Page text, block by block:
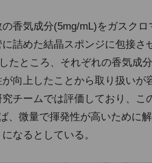
香気成分(5mg/mL)をガスクロ
詰めた結晶スポンジに包接さ
たところ、それぞれの香気成
向上したことから取り扱いが
チームでは評価しており、こ
、微量で揮発性が高いために
なるとしている。